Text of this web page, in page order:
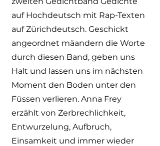
auf Hochdeutsch mit Rap-Texten
auf Zürichdeutsch. Geschickt
angeordnet mäandern die Worte
durch diesen Band, geben uns
Halt und lassen uns im nächsten
Moment den Boden unter den
Füssen verlieren. Anna Frey
erzählt von Zerbrechlichkeit,
Entwurzelung, Aufbruch,
Einsamkeit und immer wieder